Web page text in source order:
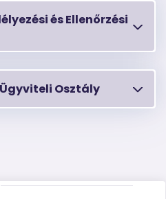
és Ellenőrzési
Osztály